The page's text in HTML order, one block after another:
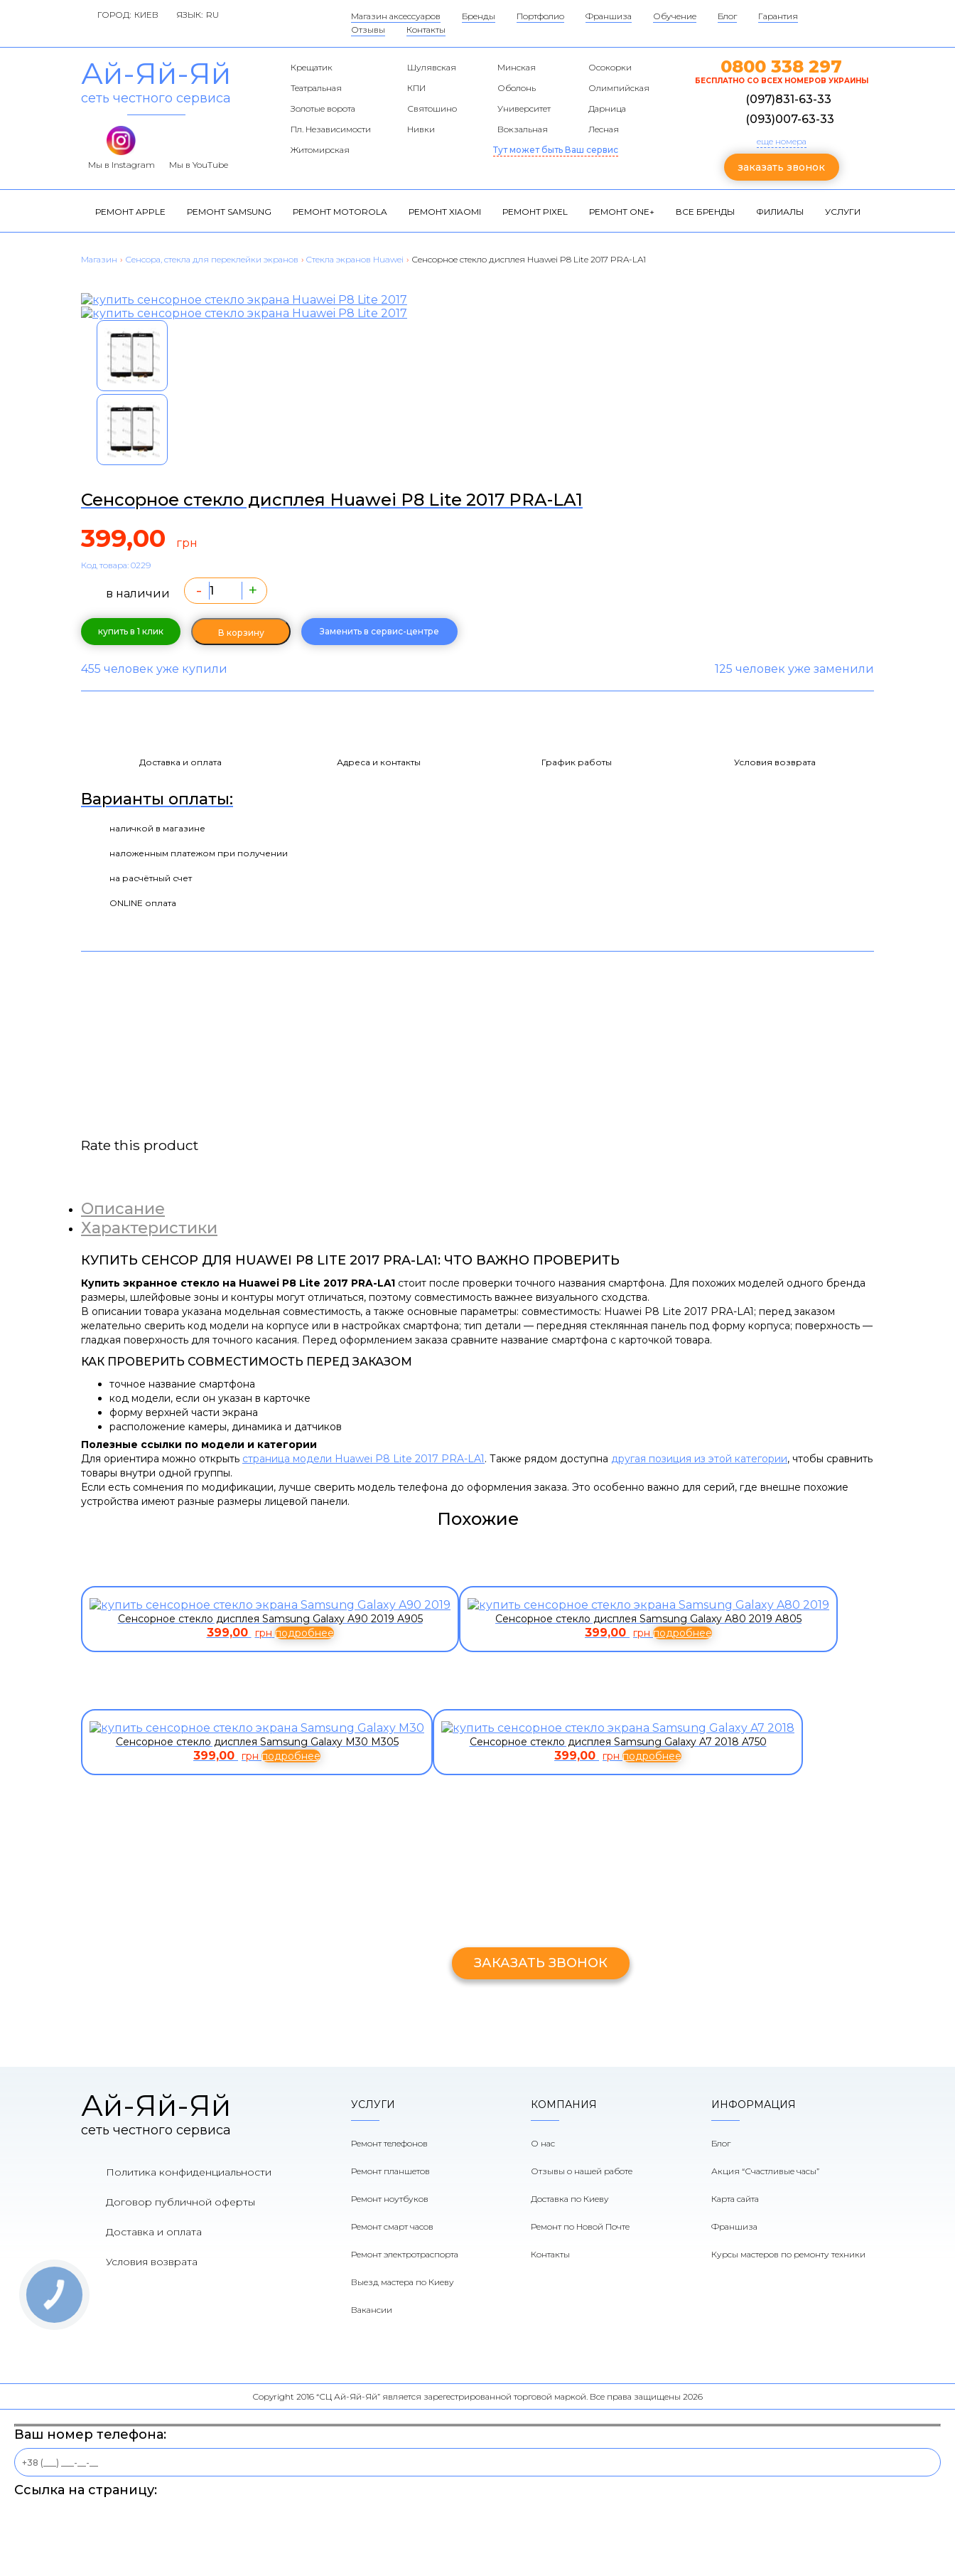
ГОРОД: ЯЗЫК: Магазин аксессуаров Бренды Портфолио Франшиза Обучение Блог
Гарантия
Отзывы
Контакты
Ай-Яй-Яй
сеть честного сервиса
Мы в Instagram Мы в YouTube
Крещатик Шулявская Минская
Осокорки
Театральная
КПИ Оболонь
Олимпийская
Золотые ворота
Святошино Университет
Дарница
Пл. Независимости
Нивки Вокзальная
Лесная
Житомирская
Тут может быть Ваш сервис
0800 338 297
БЕСПЛАТНО СО ВСЕХ НОМЕРОВ УКРАИНЫ
(097)831-63-33
(093)007-63-33
еще номера
заказать звонок
РЕМОНТ APPLE РЕМОНТ SAMSUNG РЕМОНТ MOTOROLA РЕМОНТ XIAOMI РЕМОНТ PIXEL РЕМОНТ ONE+ ВСЕ БРЕНДЫ ФИЛИАЛЫ УСЛУГИ
Магазин › Сенсора, стекла для переклейки экранов › Cтекла экранов Huawei › Сенсорное стекло дисплея Huawei P8 Lite 2017 PRA-LA1
Сенсорное стекло дисплея Huawei P8 Lite 2017 PRA-LA1
399,00 грн
Код товара: 0229
в наличии - +
купить в 1 клик В корзину Заменить в сервис-центре
455 человек уже купили 125 человек уже заменили
Доставка и оплата Адреса и контакты График работы Условия возврата
Варианты оплаты:
наличкой в магазине
наложенным платежом при получении
на расчётный счет
ONLINE оплата
Rate this product
Описание
Характеристики
КУПИТЬ СЕНСОР ДЛЯ HUAWEI P8 LITE 2017 PRA-LA1: ЧТО ВАЖНО ПРОВЕРИТЬ
Купить экранное стекло на Huawei P8 Lite 2017 PRA-LA1 стоит после проверки точного названия смартфона. Для похожих моделей одного бренда
размеры, шлейфовые зоны и контуры могут отличаться, поэтому совместимость важнее визуального сходства.
В описании товара указана модельная совместимость, а также основные параметры: совместимость: Huawei P8 Lite 2017 PRA-LA1; перед заказом
желательно сверить код модели на корпусе или в настройках смартфона; тип детали — передняя стеклянная панель под форму корпуса; поверхность —
гладкая поверхность для точного касания. Перед оформлением заказа сравните название смартфона с карточкой товара.
КАК ПРОВЕРИТЬ СОВМЕСТИМОСТЬ ПЕРЕД ЗАКАЗОМ
точное название смартфона
код модели, если он указан в карточке
форму верхней части экрана
расположение камеры, динамика и датчиков
Полезные ссылки по модели и категории
Для ориентира можно открыть страница модели Huawei P8 Lite 2017 PRA-LA1. Также рядом доступна другая позиция из этой категории, чтобы сравнить
товары внутри одной группы.
Если есть сомнения по модификации, лучше сверить модель телефона до оформления заказа. Это особенно важно для серий, где внешне похожие
устройства имеют разные размеры лицевой панели.
Похожие
Сенсорное стекло дисплея Samsung Galaxy A90 2019 A905
399,00 грн подробнее
Сенсорное стекло дисплея Samsung Galaxy A80 2019 A805
399,00 грн подробнее
Сенсорное стекло дисплея Samsung Galaxy M30 M305
399,00 грн подробнее
Сенсорное стекло дисплея Samsung Galaxy A7 2018 A750
399,00 грн подробнее
ЗАКАЗАТЬ ЗВОНОК
Ай-Яй-Яй
сеть честного сервиса
Политика конфиденциальности
Договор публичной оферты
Доставка и оплата
Условия возврата
УСЛУГИ
Ремонт телефонов
Ремонт планшетов
Ремонт ноутбуков
Ремонт смарт часов
Ремонт электротраспорта
Выезд мастера по Киеву
Вакансии
КОМПАНИЯ
О нас
Отзывы о нашей работе
Доставка по Киеву
Ремонт по Новой Почте
Контакты
ИНФОРМАЦИЯ
Блог
Акция “Счастливые часы”
Карта сайта
Франшиза
Курсы мастеров по ремонту техники
Copyright 2016 “СЦ Ай-Яй-Яй” является зарегестрированной торговой маркой. Все права защищены 2026
Ваш номер телефона:
Ссылка на страницу: